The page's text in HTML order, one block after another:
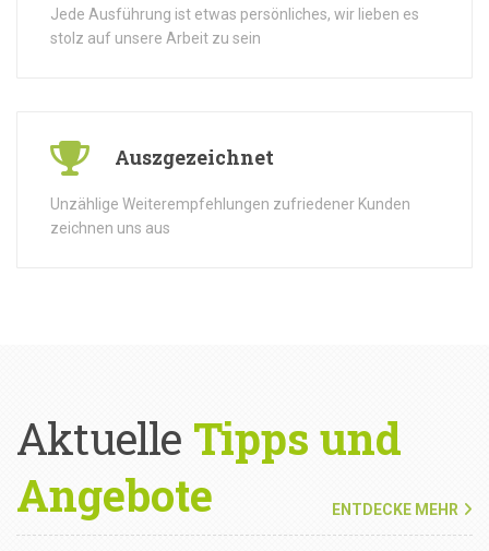
Jede Ausführung ist etwas persönliches, wir lieben es
stolz auf unsere Arbeit zu sein
Auszgezeichnet
Unzählige Weiterempfehlungen zufriedener Kunden
zeichnen uns aus
Aktuelle Tipps und
Angebote
ENTDECKE MEHR